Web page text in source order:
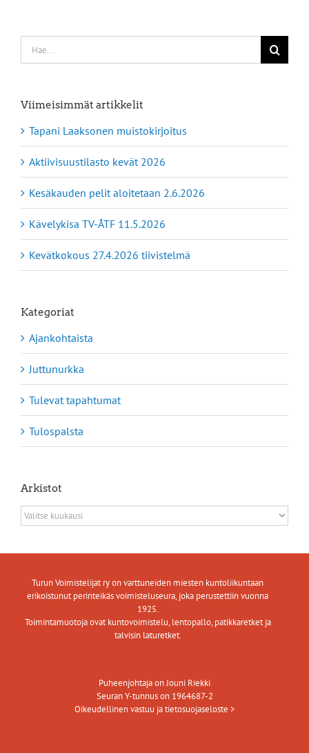
Etsi
...
Viimeisimmät artikkelit
Tapani Laaksonen muistokirjoitus
Aktiivisuustilasto kevät 2026
Kesäkauden pelit aloitetaan 2.6.2026
Kävelykisa TV-ÅTF 11.5.2026
Kevätkokous 27.4.2026 tiivistelmä
Kategoriat
Ajankohtaista
Juttunurkka
Tulevat tapahtumat
Tulospalsta
Arkistot
Arkistot
Turun Voimistelijat ry on varttuneiden miesten kuntoliikuntaan
erikoistunut perinteikäs voimisteluseura, joka perustettiin vuonna
1925.
Toimintamuotoja ovat kuntovoimistelu, lentopallo, patikkaretket ja
talvisin laturetket.
Puheenjohtaja on Jouni Riekki
Seuran Y-tunnus on 1964687-2
Oikeudellinen vastuu ja tietosuojaseloste >